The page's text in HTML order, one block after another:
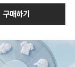
구매하기